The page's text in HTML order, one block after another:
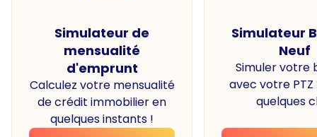
Simulateur de
mensualité
d'emprunt
Calculez votre mensualité
de crédit immobilier en
quelques instants !
Simulateur
Neuf
Simuler votre
avec votre PTZ
quelques